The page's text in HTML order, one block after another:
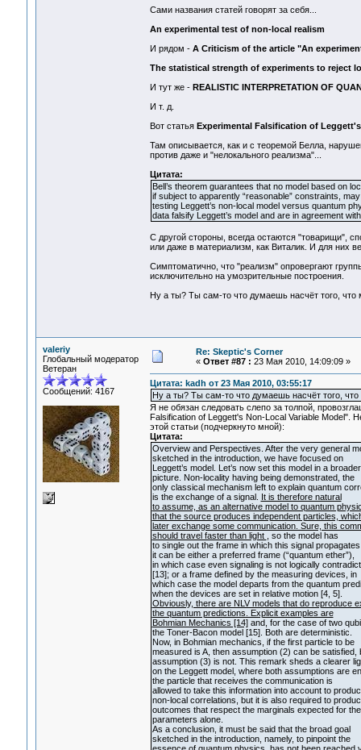
Сами названия статей говорят за себя...
An experimental test of non-local realism
И рядом - A Criticism of the article "An
The statistical strength of experiments to reject
И тут же - REALISTIC INTERPRETATION OF
И т. д.
Вот статья Experimental Falsification of
Там описывается, как и с теоремой Белла,
против даже и "нелокального реализма"...
Цитата:
Bell’s theorem guarantees that no model based on
if subject to apparently “reasonable” constraints,
testing Leggett’s non-local model versus quantum
data falsify Leggett’s model and are in agreement
С другой стороны, всегда остаются "товарищи",
или даже в материализм, как Виталик. И для них
Симптоматично, что "реализм" опровергают
исключительно на умозрительные построения.
Ну а ты? Ты сам-то что думаешь насчёт того,
valeriy
Глобальный модератор
Ветеран
Сообщений: 4167
Re: Skeptic's Corner
« Ответ #87 : 23 Мая 2010, 14:09:09 »
Цитата: kadh от 23 Мая 2010, 03:55:17
Ну а ты? Ты сам-то что думаешь насчёт того,
Я не обязан следовать слепо за толпой,
Falsification of Leggett's Non-Local Variable Model".
этой статьи (подчеркнуто мной):
Цитата:
Overview and Perspectives. After the very general
sketched in the introduction, we have focused on
Leggett’s model. Let’s now set this model in a broader
picture. Non-locality having being demonstrated, the
only classical mechanism left to explain quantum
is the exchange of a signal.
It is therefore natural
to assume, as an alternative model to quantum
that the source produces independent particles,
later exchange some communication. Sure, this
should travel faster than light
, so the model has
to single out the frame in which this signal
it can be either a preferred frame (“quantum ether”),
in which case even signaling is not logically
[13]; or a frame defined by the measuring devices, in
which case the model departs from the quantum
when the devices are set in relative motion [4, 5].
Obviously, there are NLV models that do reproduce
the quantum predictions. Explicit examples are
Bohmian Mechanics [14] and, for the case of two
the Toner-Bacon model [15]. Both are deterministic.
Now, in Bohmian mechanics, if the first particle to be
measured is A, then assumption (2) can be satisfied,
assumption (3) is not. This remark sheds a clearer
on the Leggett model, where both assumptions are
the particle that receives the communication is
allowed to take this information into account to
non-local correlations, but it is also required to
outcomes that respect the marginals expected for
parameters alone.
As a conclusion, it must be said that the broad goal
sketched in the introduction, namely, to pinpoint the